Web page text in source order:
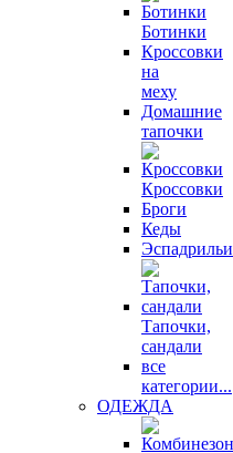
Ботинки
Кроссовки
на
меху
Домашние
тапочки
Кроссовки
Броги
Кеды
Эспадрильи
Тапочки,
сандали
все
категории...
ОДЕЖДА